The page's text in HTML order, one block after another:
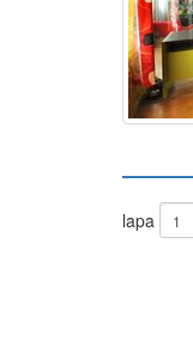
lapa